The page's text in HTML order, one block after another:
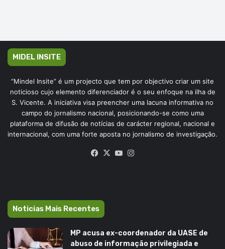
MIDEL INSITE
“Mindel Insite” é um projecto que tem por objectivo criar um site
noticioso cujo elemento diferenciador é o seu enfoque na ilha de
S. Vicente. A iniciativa visa preencher uma lacuna informativa no
campo do jornalismo nacional, posicionando-se como uma
plataforma de difusão de notícias de carácter regional, nacional e
internacional, com uma forte aposta no jornalismo de investigação.
Facebook
X YouTube
Noticias Mais Recentes
MP acusa ex-coordenador da UASE de
abuso de informação privilegiada e